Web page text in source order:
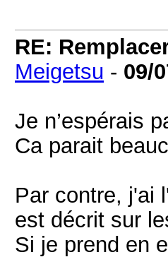
RE:
Meigetsu - 09/
Je n’espérais
Ca parait
Par contre, j'ai
est décrit sur
Si je prend en